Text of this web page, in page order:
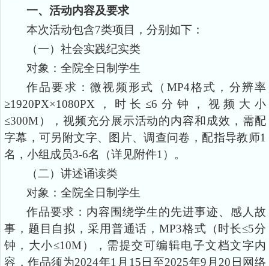
一、活动内容及要求
本次活动包含7类项目，分别如下：
（一）社会实践纪实类
对象：全院全日制学生
作品要求：微视频形式（ MP4格式，分辨率
≥1920PX×1080PX，时长≤6分钟，视频大小
≤300M），视频充分展示活动的内容和成效，需配
字幕，可另附文字、图片、调查问卷，配指导教师1
名，小组成员3-6名（详见附件1）。
（二） 讲述诵读类
对象：全院全日制学生
作品要求：内容围绕学生的先进事迹、感人故
事，题目自拟，采用普通话，MP3格式（时长≤5分
钟，大小≤10M），需提交可编辑电子文档文字内
容，作品须为2024年1月15日至2025年9月20日网络